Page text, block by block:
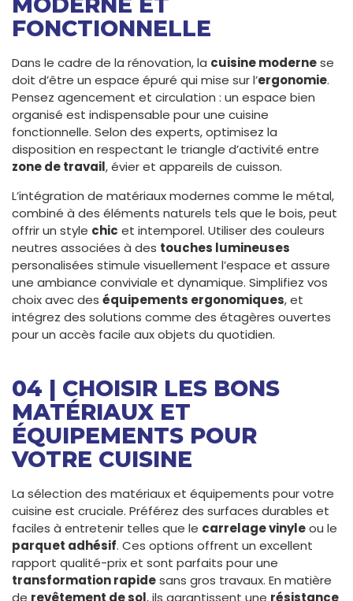
FONCTIONNELLE
Dans le cadre de la rénovation, la cuisine modernese
doit d’être un espace épuré qui mise sur l’ergonomie.
Pensez agencement et circulation : un espace bien
organisé est indispensable pour une cuisine
fonctionnelle. Selon des experts, optimisez la
disposition en respectant le triangle d’activité entre
zone de travail, évier et appareils de cuisson.
L’intégration de matériaux modernes comme le métal,
combiné à des éléments naturels tels que le bois, peut
offrir un style chic et intemporel. Utiliser des couleurs
neutres associées à des touches lumineuses
personalisées stimule visuellement l’espace et assure
une ambiance conviviale et dynamique. Simplifiez vos
choix avec des équipements ergonomiques, et
intégrez des solutions comme des étagères ouvertes
pour un accès facile aux objets du quotidien.
04 | CHOISIR LES BONS
MATÉRIAUX ET
ÉQUIPEMENTS POUR
VOTRE CUISINE
La sélection des matériaux et équipements pour votre
cuisine est cruciale. Préférez des surfaces durables et
faciles à entretenir telles que le carrelage vinyleou le
parquet adhésif. Ces options offrent un excellent
rapport qualité-prix et sont parfaits pour une
transformation rapidesans gros travaux. En matière